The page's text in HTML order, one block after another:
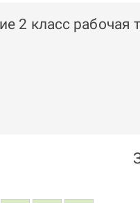
2 класс рабочая